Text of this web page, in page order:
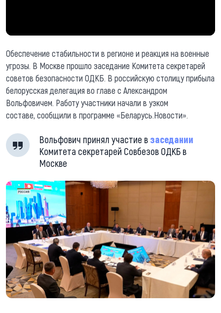
Обеспечение стабильности в регионе и реакция на военные
угрозы. В Москве прошло заседание Комитета секретарей
советов безопасности ОДКБ. В российскую столицу прибыла
белорусская делегация во главе с Александром
Вольфовичем. Работу участники начали в узком
составе, сообщили в программе «Беларусь.Новости».
Вольфович принял участие в заседании
Комитета секретарей Совбезов ОДКБ в
Москве